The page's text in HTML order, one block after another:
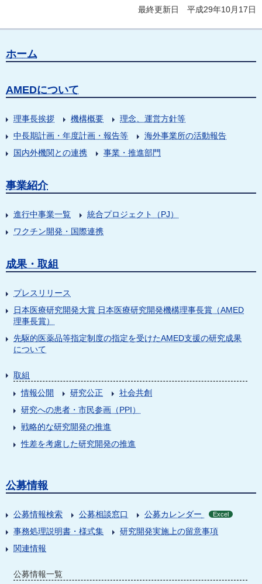
最終更新日 平成29年10月17日
ホーム
AMEDについて
理事長挨拶 機構概要
理念、運営方針等
中長期計画・年度計画・報告等
海外事業所の活動報告
国内外機関との連携
事業・推進部門
事業紹介
進行中事業一覧
統合プロジェクト（PJ）
ワクチン開発・国際連携
成果・取組
プレスリリース
日本医療研究開発大賞 日本医療研究開発機構理事長賞（AMED
理事長賞）
先駆的医薬品等指定制度の指定を受けたAMED支援の研究成果
について
取組
情報公開
研究公正
社会共創
研究への患者・市民参画（PPI）
戦略的な研究開発の推進
性差を考慮した研究開発の推進
公募情報
公募情報検索 公募相談窓口 公募カレンダー Excel
事務処理説明書・様式集
研究開発実施上の留意事項
関連情報
公募情報一覧